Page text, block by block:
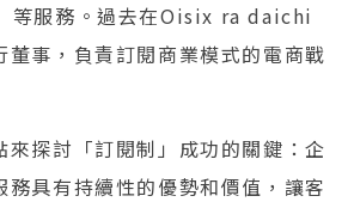
等服務。過去在Oisix ra daichi
董事，負責訂閱商業模式的電商戰
來探討「訂閱制」成功的關鍵：企
務具有持續性的優勢和價值，讓客